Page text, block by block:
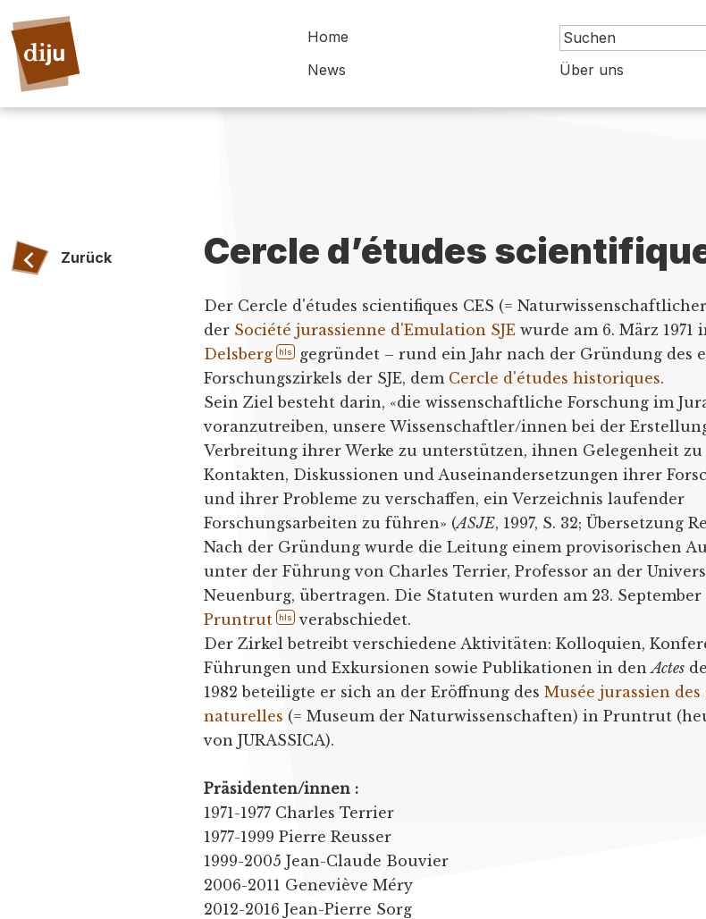
Home
News
Über uns
Zurück Cercle d’études
Der Cercle d'études scientifiques CES (=
der Société jurassienne d'Emulation SJE wurde am 6. März 1971
Delsberg
hls
gegründet – rund ein Jahr nach der Gründung des
Forschungszirkels der SJE, dem Cercle d'études historiques.
Sein Ziel besteht darin, «die wissenschaftliche Forschung im
voranzutreiben, unsere Wissenschaftler/innen bei der
Verbreitung ihrer Werke zu unterstützen, ihnen Gelegenheit zu
Kontakten, Diskussionen und Auseinandersetzungen ihrer
und ihrer Probleme zu verschaffen, ein Verzeichnis laufender
Forschungsarbeiten zu führen» (ASJE, 1997, S. 32; Übersetzung
Nach der Gründung wurde die Leitung einem provisorischen
unter der Führung von Charles Terrier, Professor an der
Neuenburg, übertragen. Die Statuten wurden am 23. September
Pruntrut
hls
verabschiedet.
Der Zirkel betreibt verschiedene Aktivitäten: Kolloquien,
Führungen und Exkursionen sowie Publikationen in denActes
1982 beteiligte er sich an der Eröffnung desMusée jurassien des
naturelles (= Museum der Naturwissenschaften) in Pruntrut
von JURASSICA).
Präsidenten/innen :
1971-1977 Charles Terrier
1977-1999 Pierre Reusser
1999-2005 Jean-Claude Bouvier
2006-2011 Geneviève Méry
2012-2016 Jean-Pierre Sorg